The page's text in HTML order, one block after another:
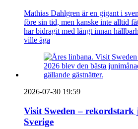
Mathias Dahlgren är en gigant i
före sin tid, men kanske inte alltid
har bidragit med långt innan
ville äga
2026-07-30 19:59
Visit Sweden –
Sverige